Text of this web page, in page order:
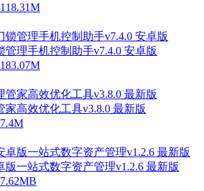
管理手机控制助手v7.4.0 安卓版
家高效优化工具v3.8.0 最新版
版一站式数字资产管理v1.2.6 最新版